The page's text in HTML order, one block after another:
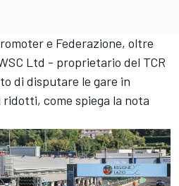
e Federazione, oltre
Ltd - proprietario del TCR
di disputare le gare in
come spiega la nota